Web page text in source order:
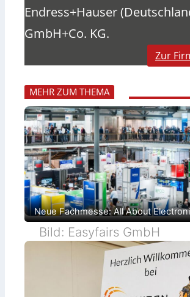
Endress+Hauser
GmbH+Co. KG.
Zur
MEHR ZUM THEMA
Neue Fachmesse: All About
Bild: Easyfairs GmbH